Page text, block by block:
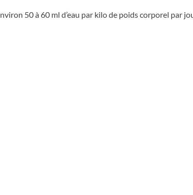
50 à 60 ml d’eau par kilo de poids corporel